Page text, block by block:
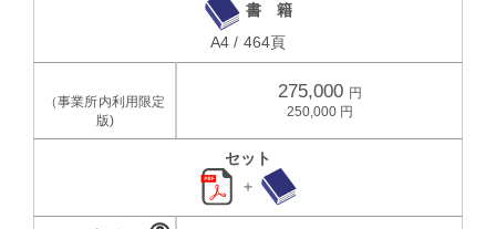
書 籍
A4 / 464頁
275,000
250,000
セット
＋